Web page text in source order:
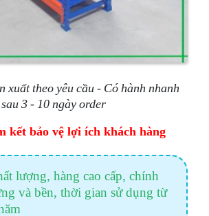
xuất theo yêu cầu - Có hành nhanh
sau 3 - 10 ngày order
kết bảo vệ lợi ích khách hàng
lượng, hàng cao cấp, chính
và bền, thời gian sử dụng từ